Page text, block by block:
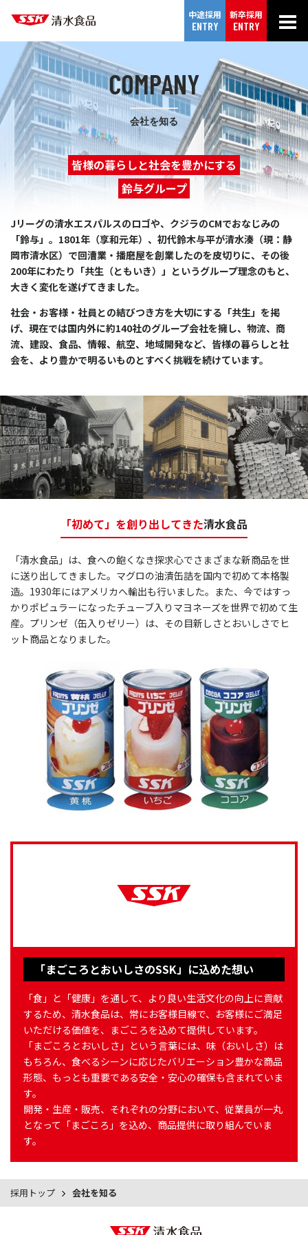
中途採用
ENTRY
新卒採用
ENTRY
COMPANY
会社を知る
皆様の暮らしと社会を豊かにする
鈴与グループ
Jリーグの清水エスパルスのロゴや、クジラのCMでおなじみの
「鈴与」。 1801年（享和元年）、初代鈴木与平が清水湊（現：静
岡市清水区）で回漕業・播磨屋を創業したのを皮切りに、 その後
200年にわたり「共生（ともいき）」というグループ理念のもと、
大きく変化を遂げてきました。
社会・お客様・社員との結びつき方を大切にする「共生」を掲
げ、 現在では国内外に約140社のグループ会社を擁し、物流、商
流、建設、食品、情報、航空、地域開発など、 皆様の暮らしと社
会を、より豊かで明るいものとすべく挑戦を続けています。
「初めて」を創り出してきた清水食品
「清水食品」は、食への飽くなき探求心でさまざまな新商品を世
に送り出してきました。 マグロの油漬缶詰を国内で初めて本格製
造。1930年にはアメリカへ輸出も行いました。 また、今ではすっ
かりポピュラーになったチューブ入りマヨネーズを世界で初めて生
産。 プリンゼ（缶入りゼリー）は、その目新しさとおいしさでヒ
ット商品となりました。
「まごころとおいしさのSSK」に込めた想い
「食」と「健康」を通して、より良い生活文化の向上に貢献
するため、清水食品は、常にお客様目線で、お客様にご満足
いただける価値を、まごころを込めて提供しています。
「まごころとおいしさ」という言葉には、味（おいしさ）は
もちろん、食べるシーンに応じたバリエーション豊かな商品
形態、もっとも重要である安全・安心の確保も含まれていま
す。
開発・生産・販売、それぞれの分野において、従業員が一丸
となって「まごころ」を込め、商品提供に取り組んでいま
す。
採用トップ 会社を知る